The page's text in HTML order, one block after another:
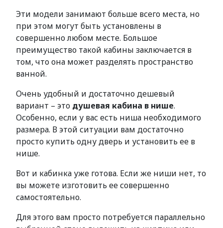
Эти модели занимают больше всего места, но
при этом могут быть установлены в
совершенно любом месте. Большое
преимущество такой кабины заключается в
том, что она может разделять пространство
ванной.
Очень удобный и достаточно дешевый
вариант – это душевая кабина в нише.
Особенно, если у вас есть ниша необходимого
размера. В этой ситуации вам достаточно
просто купить одну дверь и установить ее в
нише.
Вот и кабинка уже готова. Если же ниши нет, то
вы можете изготовить ее совершенно
самостоятельно.
Для этого вам просто потребуется параллельно